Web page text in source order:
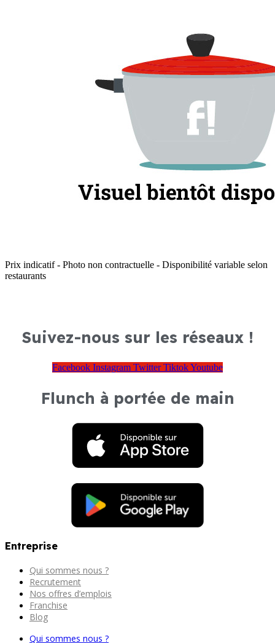
Prix indicatif - Photo non contractuelle - Disponibilité variable selon
restaurants
Suivez-nous sur les réseaux !
Facebook Instagram Twitter TiktokYoutube
Flunch à portée de main
Entreprise
Qui sommes nous ?
Recrutement
Nos offres d’emplois
Franchise
Blog
Qui sommes nous ?